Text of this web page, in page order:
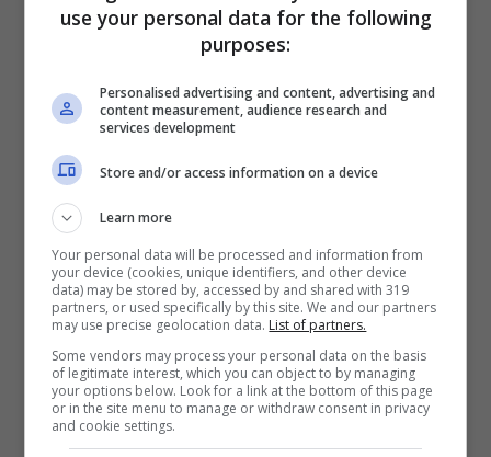
per produrre la copia fisica di un videogioco
serva lo stesso denaro che serve per creare
la copia digitale).
Ma molti, anzi moltissimi, sono invece
giocatori e giocatrici che ancora vanno in
cerca del supporto fisico, perché molto
spesso, oltre a essere giocatori,siamo anche
collezionistie di certo non si possono
collezionare cose che non esistono nella
realtà.
Per questo non stupisce come l’annuncio
use your personal data for the following
purposes:
Personalised advertising and content, advertising and
content measurement, audience research and
services development
Store and/or access information on a device
Learn more
Your personal data will be processed and information from
your device (cookies, unique identifiers, and other device
data) may be stored by, accessed by and shared with 319
partners, or used specifically by this site. We and our partners
may use precise geolocation data. List of partners.
Some vendors may process your personal data on the basis
of legitimate interest, which you can object to by managing
your options below. Look for a link at the bottom of this page
or in the site menu to manage or withdraw consent in privacy
and cookie settings.